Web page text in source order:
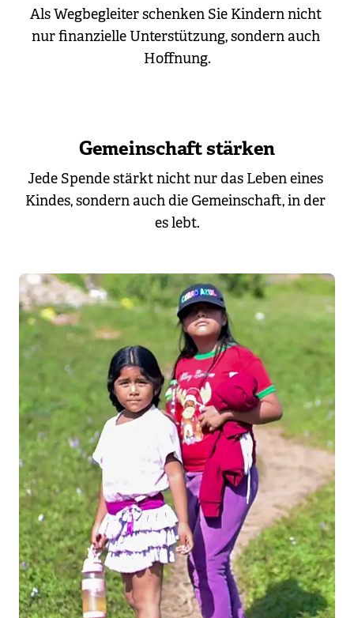
Als Wegbegleiter schenken Sie Kindern nicht
nur finanzielle Unterstützung, sondern auch
Hoffnung.
Gemeinschaft stärken
Jede Spende stärkt nicht nur das Leben eines
Kindes, sondern auch die Gemeinschaft, in der
es lebt.